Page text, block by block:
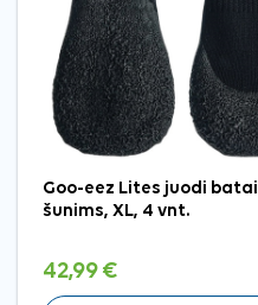
Goo-eez Lites juodi batai
šunims, XL, 4 vnt.
42,99 €